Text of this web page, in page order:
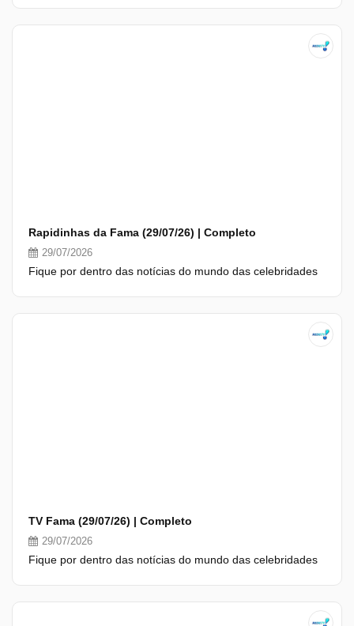
Rapidinhas da Fama (29/07/26) | Completo
29/07/2026
Fique por dentro das notícias do mundo das celebridades
TV Fama (29/07/26) | Completo
29/07/2026
Fique por dentro das notícias do mundo das celebridades